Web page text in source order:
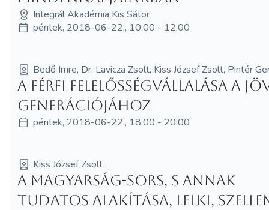
Integrál Akadémia Kis Sátor
péntek, 2018-06-22., 10:00 - 12:00
Bedő Imre, Dr. Lavicza Zsolt, Kiss József Zsolt, Pintér
A férfi felelősségvállalása a
generációjához
péntek, 2018-06-22., 18:00 - 20:00
Kiss József Zsolt
A magyarság-sors, s annak
tudatos alakítása, lelki,